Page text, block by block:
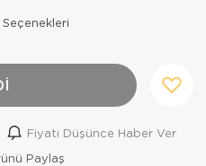
Fiyatı Düşünce Haber Ver
Paylaş